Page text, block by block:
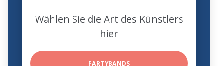
Wählen Sie die Art des Künstlers
hier
PARTYBANDS